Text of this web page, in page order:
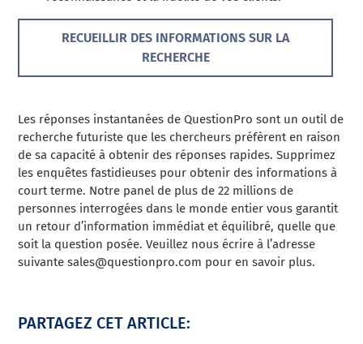
RECUEILLIR DES INFORMATIONS SUR LA
RECHERCHE
Les réponses instantanées de QuestionPro sont un outil de
recherche futuriste que les chercheurs préfèrent en raison
de sa capacité à obtenir des réponses rapides. Supprimez
les enquêtes fastidieuses pour obtenir des informations à
court terme. Notre panel de plus de 22 millions de
personnes interrogées dans le monde entier vous garantit
un retour d’information immédiat et équilibré, quelle que
soit la question posée. Veuillez nous écrire à l’adresse
suivantesales@questionpro.com pour en savoir plus.
PARTAGEZ CET ARTICLE: